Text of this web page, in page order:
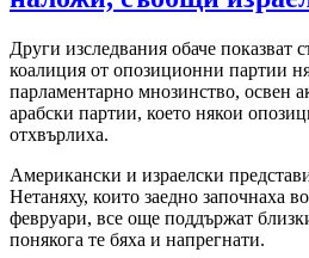
Други изследвания обаче показват
коалиция от опозиционни партии
парламентарно мнозинство, освен
арабски партии, което някои
отхвърлиха.
Американски и израелски
Нетаняху, които заедно започнаха
февруари, все още поддържат
понякога те бяха и напрегнати.